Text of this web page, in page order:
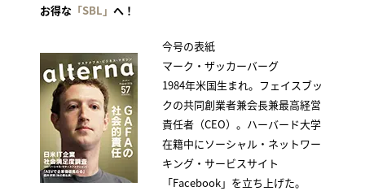
お得な「SBL」 へ！
今号の表紙
マーク・ザッカーバーグ
1984年米国生まれ。フェイスブッ
クの共同創業者兼会長兼最高経営
責任者（CEO）。ハーバード大学
在籍中にソーシャル・ネットワー
キング・サービスサイト
「Facebook」を立ち上げた。